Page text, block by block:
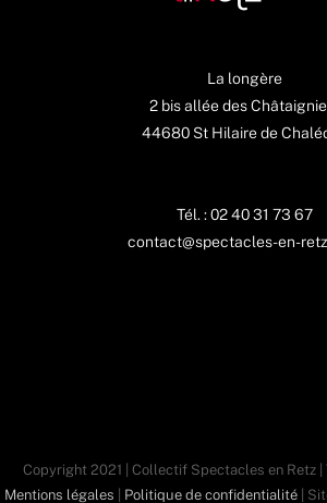
La longère
2 bis allée des
44680 St Hilaire de
Tél. : 02 40 31 73 67
contact@spectacles-en-
Copyright 2021 | Collectif Spectacles en Retz |
Mentions légales
Politique de confidentialité |